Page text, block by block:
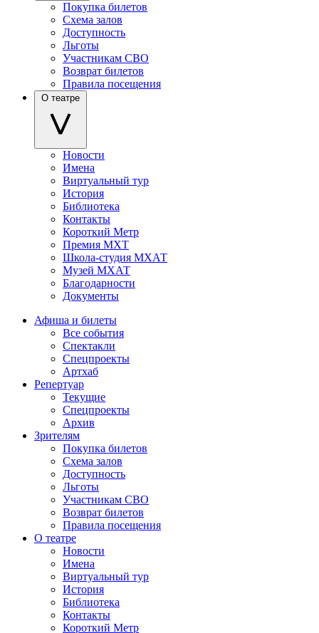
Покупка билетов
Схема залов
Доступность
Льготы
Участникам СВО
Возврат билетов
Правила посещения
О театре
Новости
Имена
Виртуальный тур
История
Библиотека
Контакты
Короткий Метр
Премия МХТ
Школа-студия МХАТ
Музей МХАТ
Благодарности
Документы
Афиша и билеты
Все события
Спектакли
Спецпроекты
Артхаб
Репертуар
Текущие
Спецпроекты
Архив
Зрителям
Покупка билетов
Схема залов
Доступность
Льготы
Участникам СВО
Возврат билетов
Правила посещения
О театре
Новости
Имена
Виртуальный тур
История
Библиотека
Контакты
Короткий Метр